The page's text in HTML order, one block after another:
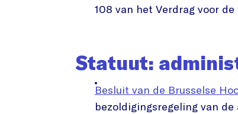
108 van het Verdrag voor
Statuut:
Besluit van de Brusselse
bezoldigingsregeling van